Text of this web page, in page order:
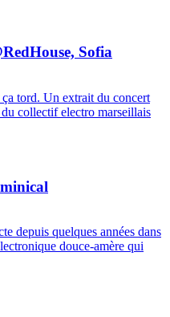
Sofia
tord. Un extrait du concert
collectif electro marseillais
depuis quelques années dans
douce-amère qui